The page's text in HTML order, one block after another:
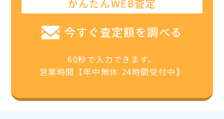
かんたんWEB査定
今すぐ査定額を調べる
60秒で入力できます。
営業時間【年中無休 24時間受付中】